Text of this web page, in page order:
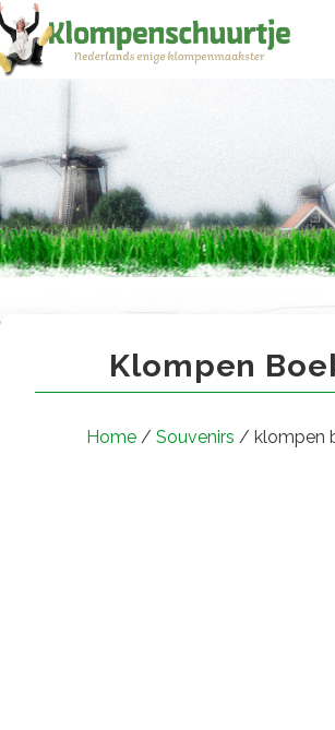
naar
de
klompen boek
Klompen
Home / Souvenirs / klompen